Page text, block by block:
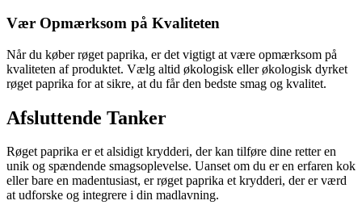
Vær Opmærksom på Kvaliteten
Når du køber røget paprika, er det vigtigt at være opmærksom på
kvaliteten af produktet. Vælg altid økologisk eller økologisk dyrket
røget paprika for at sikre, at du får den bedste smag og kvalitet.
Afsluttende Tanker
Røget paprika er et alsidigt krydderi, der kan tilføre dine retter en
unik og spændende smagsoplevelse. Uanset om du er en erfaren kok
eller bare en madentusiast, er røget paprika et krydderi, der er værd
at udforske og integrere i din madlavning.